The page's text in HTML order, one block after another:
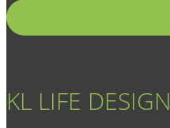
KL LIFE DESIGN